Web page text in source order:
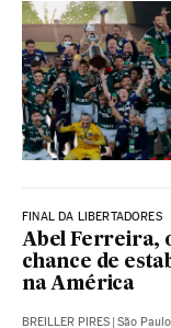
FINAL DA LIBERTADORES
Abel Ferreira,
chance de
na América
BREILLER PIRES São Paulo